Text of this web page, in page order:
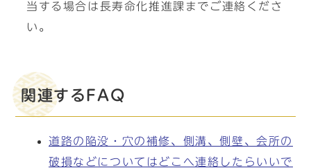
当する場合は長寿命化推進課までご連絡くださ
い。
関連するFAQ
道路の陥没・穴の補修、側溝、側壁、会所の
破損などについてはどこへ連絡したらいいで